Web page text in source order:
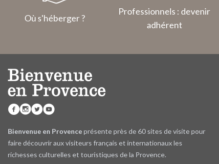
Où s'héberger ?
Professionnels : devenir
adhérent
Bienvenue en Provenceprésente près de 60 sites de visite pour
faire découvrir aux visiteurs français et internationaux les
richesses culturelles et touristiques de la Provence.